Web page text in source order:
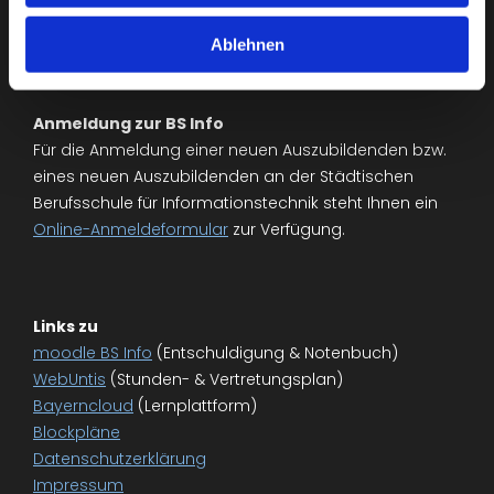
Ablehnen
Anmeldung zur BS Info
Für die Anmeldung einer neuen Auszubildenden bzw.
eines neuen Auszubildenden an der Städtischen
Berufsschule für Informationstechnik steht Ihnen ein
Online-Anmeldeformular zur Verfügung.
Links zu
moodle BS Info (Entschuldigung & Notenbuch)
WebUntis (Stunden- & Vertretungsplan)
Bayerncloud (Lernplattform)
Blockpläne
Datenschutzerklärung
Impressum